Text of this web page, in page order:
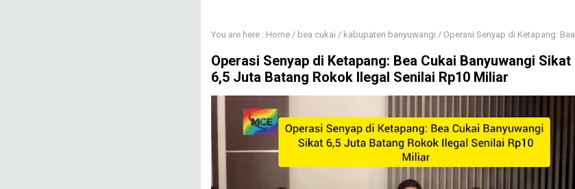
You are here : Home / bea cukai / kabupaten banyuwangi / ​Operasi Senyap di Ketapang: Bea Cukai Banyuwangi Sikat 6,5 Juta Batang Rokok Ilegal Senilai Rp10 Miliar
​Operasi Senyap di Ketapang: Bea Cukai Banyuwangi Sikat
6,5 Juta Batang Rokok Ilegal Senilai Rp10 Miliar